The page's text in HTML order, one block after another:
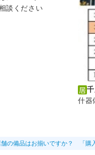
談ください
什器
舗の備品はお揃いですか？ 「購